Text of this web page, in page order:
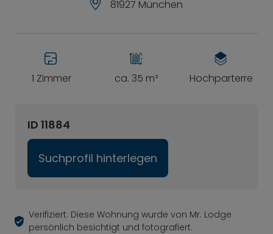
81927 München
1 Zimmer ca. 35 m² Hochparterre
ID 11884
Suchprofil hinterlegen
Verifiziert: Diese Wohnung wurde von Mr. Lodge
persönlich besichtigt und fotografiert.